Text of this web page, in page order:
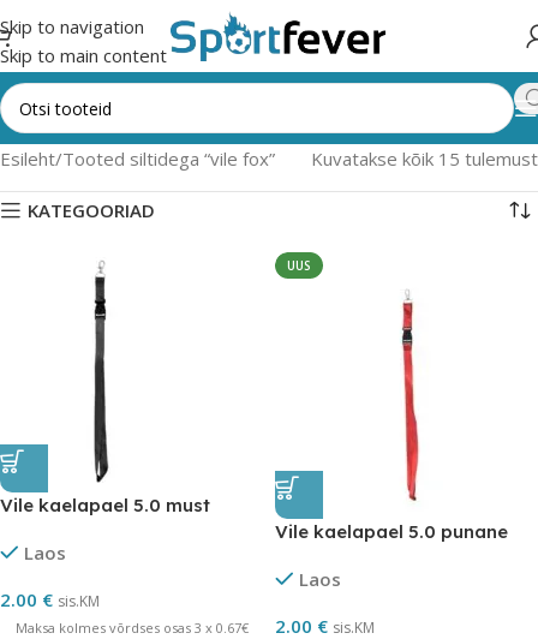
Skip to navigation
Skip to main content
Esileht Tooted siltidega “vile fox” Kuvatakse kõik 15 tulemust
KATEGOORIAD
Vile kaelapael 5.0 must
Laos
2.00 € sis.KM
Maksa kolmes võrdses osas 3 x 0.67€
UUS
Vile kaelapael 5.0 punane
Laos
2.00 € sis.KM